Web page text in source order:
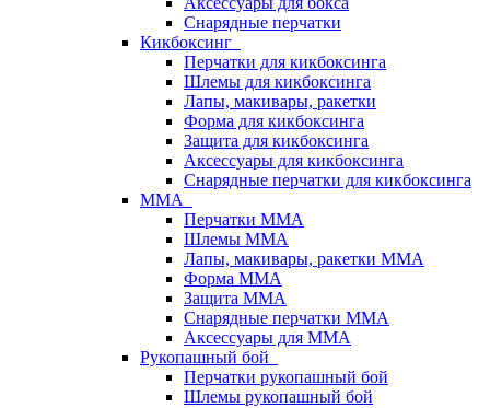
Снарядные перчатки
Кикбоксинг
Перчатки для кикбоксинга
Шлемы для кикбоксинга
Лапы, макивары, ракетки
Форма для кикбоксинга
Защита для кикбоксинга
Аксессуары для кикбоксинга
Снарядные перчатки для кикбоксинга
ММА
Перчатки ММА
Шлемы ММА
Лапы, макивары, ракетки ММА
Форма ММА
Защита ММА
Снарядные перчатки ММА
Аксессуары для ММА
Рукопашный бой
Перчатки рукопашный бой
Шлемы рукопашный бой